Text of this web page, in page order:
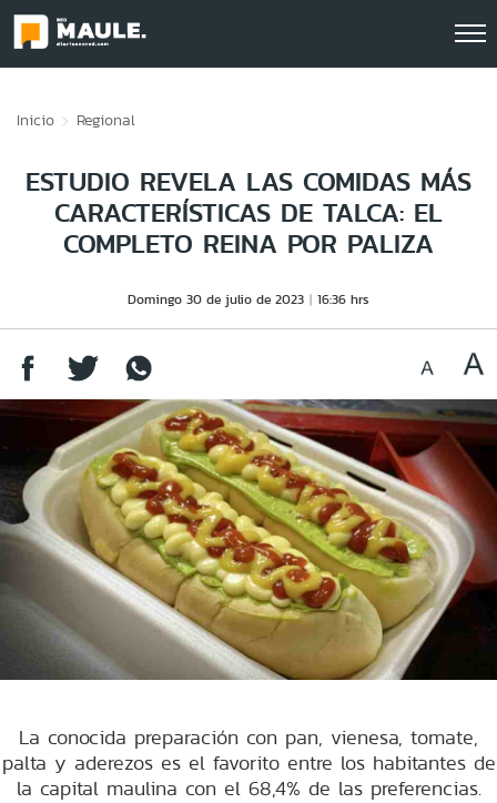
Inicio Regional
ESTUDIO REVELA LAS COMIDAS MÁS
CARACTERÍSTICAS DE TALCA: EL
COMPLETO REINA POR PALIZA
Domingo 30 de julio de 2023 16:36 hrs
La conocida preparación con pan, vienesa, tomate,
palta y aderezos es el favorito entre los habitantes de
la capital maulina con el 68,4% de las preferencias.